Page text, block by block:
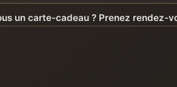
un carte-cadeau ? Prenez rendez-